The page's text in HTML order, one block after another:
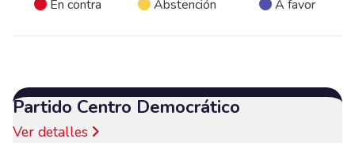
En contra Abstención A favor
Partido Centro Democrático
Ver detalles